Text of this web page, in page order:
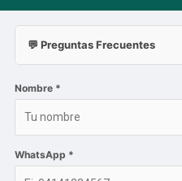
💬 Preguntas Frecuentes
Nombre *
WhatsApp *